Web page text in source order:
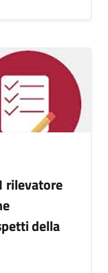
rilevatore
della